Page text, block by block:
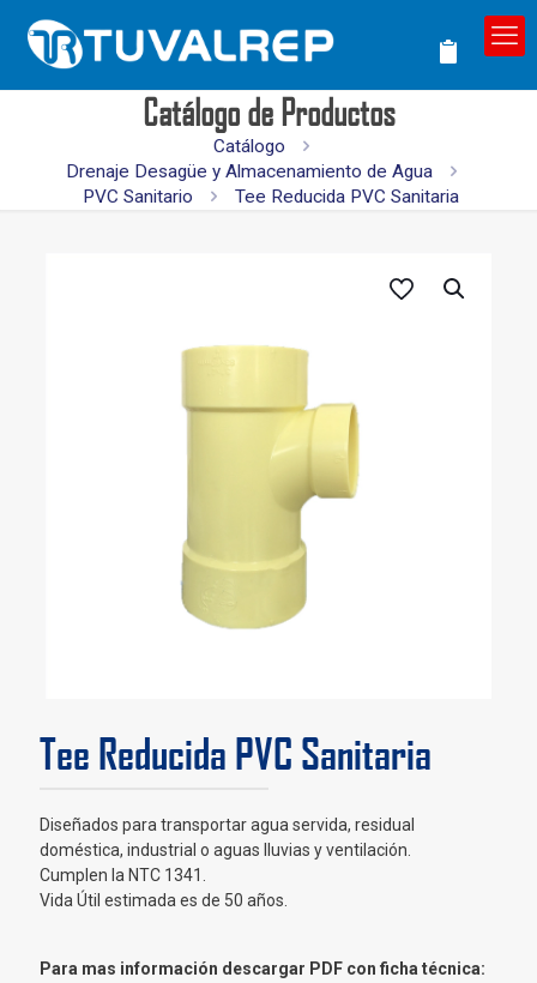
Catálogo de Productos
Catálogo
Drenaje Desagüe y Almacenamiento de Agua
PVC Sanitario
Tee Reducida PVC Sanitaria
Tee Reducida PVC Sanitaria
Diseñados para transportar agua servida, residual
doméstica, industrial o aguas lluvias y ventilación.
Cumplen la NTC 1341.
Vida Útil estimada es de 50 años.
Para mas información descargar PDF con ficha técnica: